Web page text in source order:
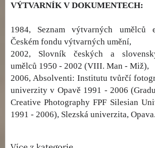
VÝTVARNÍK V DOKUMENTECH:
1984, Seznam výtvarných umělců
Českém fondu výtvarných umění,
2002, Slovník českých a
umělců 1950 - 2002 (VIII. Man - Miž),
2006, Absolventi: Institutu tvůrčí
univerzity v Opavě 1991 - 2006
Creative Photography FPF Silesian
1991 - 2006), Slezská univerzita, Opava.